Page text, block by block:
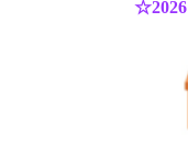
☆2026